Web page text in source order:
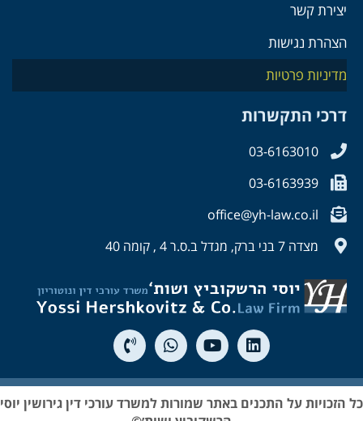
יצירת קשר
הצהרת נגישות
מדיניות פרטיות
דרכי התקשרות
03-6163010
03-6163939
office@yh-law.co.il
מצדה 7 בני ברק, מגדל ב.ס.ר 4 , קומה 40
כל הזכויות על התכנים באתר שמורות למשרד עורכי דין גירושין יוסי